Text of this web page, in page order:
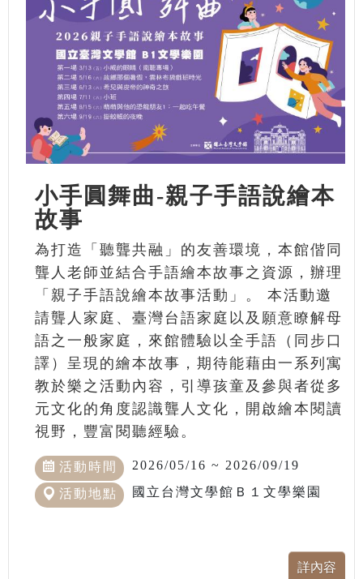
小手圓舞曲-親子手語說繪本
故事
為打造「聽聾共融」的友善環境，本館偕同
聾人老師並結合手語繪本故事之資源，辦理
「親子手語說繪本故事活動」。 本活動邀
請聾人家庭、臺灣台語家庭以及願意瞭解母
語之一般家庭，來館體驗以全手語（同步口
譯）呈現的繪本故事，期待能藉由一系列寓
教於樂之活動內容，引導孩童及參與者從多
元文化的角度認識聾人文化，開啟繪本閱讀
視野，豐富閱聽經驗。
活動時間 2026/05/16 ~ 2026/09/19
活動地點 國立台灣文學館Ｂ１文學樂園